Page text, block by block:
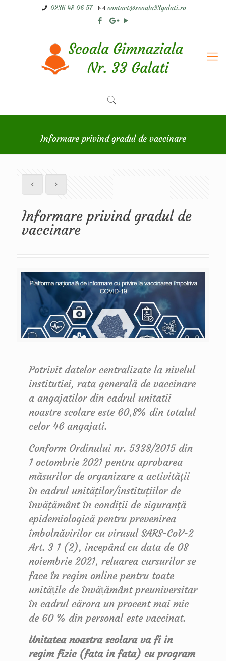
0236 48 06 57 contact@scoala33galati.ro
Informare privind gradul de vaccinare
Informare privind gradul de
vaccinare
Potrivit datelor centralizate la nivelul
institutiei, rata generală de vaccinare
a angajatilor din cadrul unitatii
noastre scolare este 60,8% din totalul
celor 46 angajati.
Conform Ordinului nr. 5338/2015 din
1 octombrie 2021 pentru aprobarea
măsurilor de organizare a activităţii
în cadrul unităţilor/instituţiilor de
învăţământ în condiţii de siguranţă
epidemiologică pentru prevenirea
îmbolnăvirilor cu virusul SARS-CoV-2
Art. 3 1 (2), incepând cu data de 08
noiembrie 2021, reluarea cursurilor se
face în regim online pentru toate
unitățile de învățământ preuniversitar
în cadrul cărora un procent mai mic
de 60 % din personal este vaccinat.
Unitatea noastra scolara va fi in
regim fizic (fata in fata) cu program